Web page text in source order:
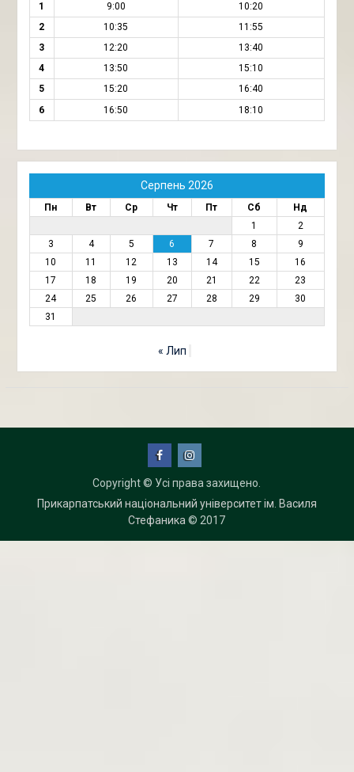
1
9:00
10:20
2
10:35
11:55
3
12:20
13:40
4
13:50
15:10
5
15:20
16:40
6
16:50 18:10
Серпень 2026
Пн Вт Ср Чт Пт Сб
Нд
1
2
3
4 5 6 7 8
9
10
11 12 13 14 15
16
17
18 19 20 21 22
23
24
25 26 27 28 29
30
31
« Лип
Copyright © Усі права захищено.
Прикарпатський національний університет ім. Василя
Стефаника © 2017